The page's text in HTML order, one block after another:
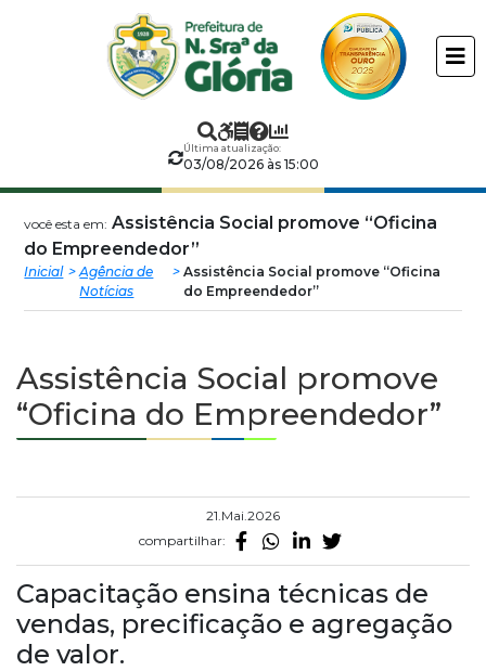
Prefeitura
Municipal
Nossa
Senhora
da
Última atualização:
03/08/2026 às 15:00
você esta em: Assistência Social promove “Oficina
do Empreendedor”
Inicial
Agência de
Notícias
Assistência Social promove “Oficina
do Empreendedor”
Assistência Social promove
“Oficina do Empreendedor”
21.Mai.2026
compartilhar:
Capacitação ensina técnicas de
vendas, precificação e agregação
de valor.